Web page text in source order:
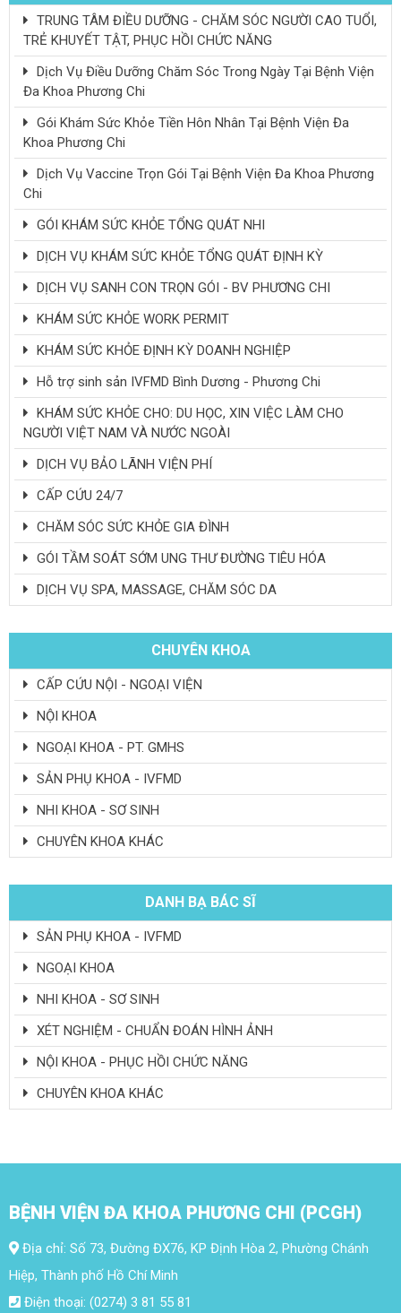
TRUNG TÂM ĐIỀU DƯỠNG - CHĂM SÓC NGƯỜI CAO TUỔI,
TRẺ KHUYẾT TẬT, PHỤC HỒI CHỨC NĂNG
Dịch Vụ Điều Dưỡng Chăm Sóc Trong Ngày Tại Bệnh Viện
Đa Khoa Phương Chi
Gói Khám Sức Khỏe Tiền Hôn Nhân Tại Bệnh Viện Đa
Khoa Phương Chi
Dịch Vụ Vaccine Trọn Gói Tại Bệnh Viện Đa Khoa Phương
Chi
GÓI KHÁM SỨC KHỎE TỔNG QUÁT NHI
DỊCH VỤ KHÁM SỨC KHỎE TỔNG QUÁT ĐỊNH KỲ
DỊCH VỤ SANH CON TRỌN GÓI - BV PHƯƠNG CHI
KHÁM SỨC KHỎE WORK PERMIT
KHÁM SỨC KHỎE ĐỊNH KỲ DOANH NGHIỆP
Hỗ trợ sinh sản IVFMD Bình Dương - Phương Chi
KHÁM SỨC KHỎE CHO: DU HỌC, XIN VIỆC LÀM CHO
NGƯỜI VIỆT NAM VÀ NƯỚC NGOÀI
DỊCH VỤ BẢO LÃNH VIỆN PHÍ
CẤP CỨU 24/7
CHĂM SÓC SỨC KHỎE GIA ĐÌNH
GÓI TẦM SOÁT SỚM UNG THƯ ĐƯỜNG TIÊU HÓA
DỊCH VỤ SPA, MASSAGE, CHĂM SÓC DA
CHUYÊN KHOA
CẤP CỨU NỘI - NGOẠI VIỆN
NỘI KHOA
NGOẠI KHOA - PT. GMHS
SẢN PHỤ KHOA - IVFMD
NHI KHOA - SƠ SINH
CHUYÊN KHOA KHÁC
DANH BẠ BÁC SĨ
SẢN PHỤ KHOA - IVFMD
NGOẠI KHOA
NHI KHOA - SƠ SINH
XÉT NGHIỆM - CHUẨN ĐOÁN HÌNH ẢNH
NỘI KHOA - PHỤC HỒI CHỨC NĂNG
CHUYÊN KHOA KHÁC
BỆNH VIỆN ĐA KHOA PHƯƠNG CHI (PCGH)
Địa chỉ: Số 73, Đường ĐX76, KP Định Hòa 2, Phường Chánh
Hiệp, Thành phố Hồ Chí Minh
Điện thoại: (0274) 3 81 55 81